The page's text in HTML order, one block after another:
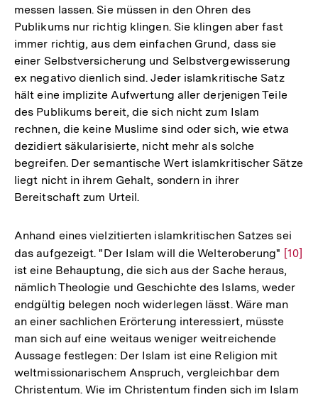
messen lassen. Sie müssen in den Ohren des
Publikums nur richtig klingen. Sie klingen aber fast
immer richtig, aus dem einfachen Grund, dass sie
einer Selbstversicherung und Selbstvergewisserung
ex negativo dienlich sind. Jeder islamkritische Satz
hält eine implizite Aufwertung aller derjenigen Teile
des Publikums bereit, die sich nicht zum Islam
rechnen, die keine Muslime sind oder sich, wie etwa
dezidiert säkularisierte, nicht mehr als solche
begreifen. Der semantische Wert islamkritischer Sätze
liegt nicht in ihrem Gehalt, sondern in ihrer
Bereitschaft zum Urteil.
Anhand eines vielzitierten islamkritischen Satzes sei
das aufgezeigt. "Der Islam will die Welteroberung" Zur
der
[10]
ist eine Behauptung, die sich aus der Sache heraus,
nämlich Theologie und Geschichte des Islams, weder
endgültig belegen noch widerlegen lässt. Wäre man
an einer sachlichen Erörterung interessiert, müsste
man sich auf eine weitaus weniger weitreichende
Aussage festlegen: Der Islam ist eine Religion mit
weltmissionarischem Anspruch, vergleichbar dem
Christentum. Wie im Christentum finden sich im Islam